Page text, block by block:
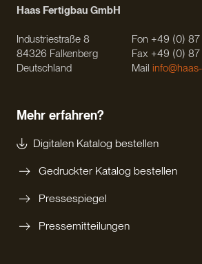
Haas Fertigbau GmbH
Industriestraße 8
84326 Falkenberg
Deutschland
Fon +49 (0) 87
Fax +49 (0) 87
Mail
Mehr erfahren?
Digitalen Katalog bestellen
Gedruckter Katalog bestellen
Pressespiegel
Pressemitteilungen